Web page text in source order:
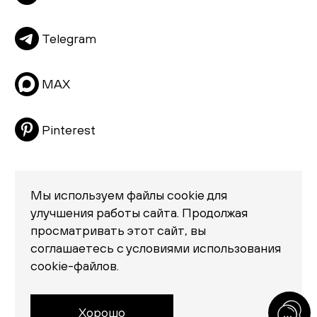
Подушки
Матрасы
Распродажа
Telegram
MAX
Pinterest
Политика конфиденциальности
© 2026 «Creatica»
проезд Новодевичий, дом 2, помещение 2/1
Москва, Москва 119435
Россия
Мы используем файлы cookie для
улучшения работы сайта. Продолжая
просматривать этот сайт, вы
соглашаетесь с условиями использования
cookie-файлов.
Хорошо